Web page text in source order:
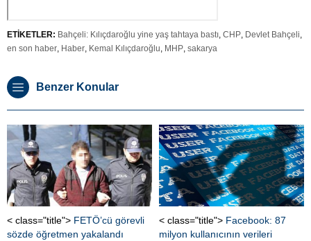
ETİKETLER: Bahçeli: Kılıçdaroğlu yine yaş tahtaya bastı, CHP, Devlet Bahçeli,
en son haber, Haber, Kemal Kılıçdaroğlu, MHP, sakarya
Benzer Konular
< class="title"> FETÖ’cü görevli
sözde öğretmen yakalandı
< class="title"> Facebook: 87
milyon kullanıcının verileri